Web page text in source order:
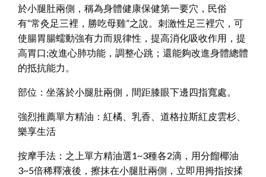
於小腿肚兩側，稱為身體健康保健第一要穴，民俗
有“常灸足三裡，勝吃母雞”之說。刺激性足三裡穴，可
使腸胃腸蠕動強有力而規律性，提高消化吸收作用，提
高胃口;改進心肺功能，調整心跳；還能夠改進身體總體
的抵抗能力。
部位：坐落於小腿肚兩側，間距膝眼下邊四指寬處。
強烈推薦單方精油：紅橘、乳香、道格拉斯紅皮雲杉、
樂享生活
按摩手法：之上單方精油選1~3種各2滴，用分餾椰油
3~5倍稀釋液後，擦抹在小腿肚兩側，立即用拇指按揉